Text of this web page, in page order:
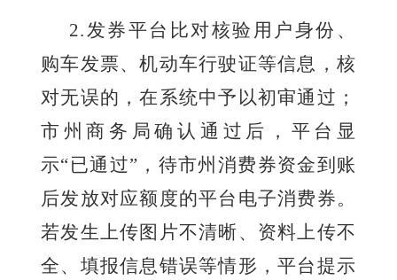
2.发券平台比对核验用户身份、
购车发票、机动车行驶证等信息，核
对无误的，在系统中予以初审通过；
市州商务局确认通过后，平台显
示“已通过”，待市州消费券资金到账
后发放对应额度的平台电子消费券。
若发生上传图片不清晰、资料上传不
全、填报信息错误等情形，平台提示